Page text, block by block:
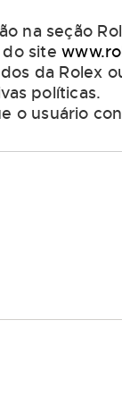
na seção
do site
da Rolex
políticas.
o usuário